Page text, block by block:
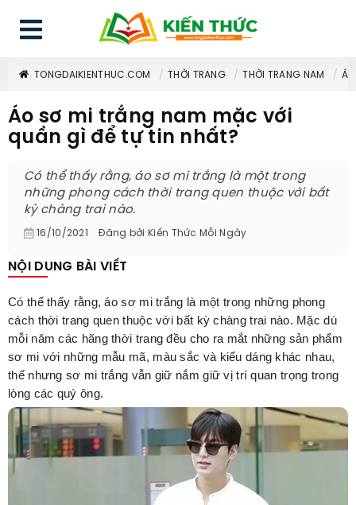
TONGDAIKIENTHUC.COM THỜI TRANG THỜI TRANG NAM
Áo sơ mi trắng nam mặc với
quần gì để tự tin nhất?
Có thể thấy rằng, áo sơ mi trắng là một trong
những phong cách thời trang quen thuộc với bất
kỳ chàng trai nào.
16/10/2021 Đăng bởi Kiến Thức Mỗi Ngày
NỘI DUNG BÀI VIẾT
Có thể thấy rằng, áo sơ mi trắng là một trong những phong
cách thời trang quen thuộc với bất kỳ chàng trai nào. Mặc dù
mỗi năm các hãng thời trang đều cho ra mắt những sản phẩm
sơ mi với những mẫu mã, màu sắc và kiểu dáng khác nhau,
thế nhưng sơ mi trắng vẫn giữ nắm giữ vị trí quan trọng trong
lòng các quý ông.